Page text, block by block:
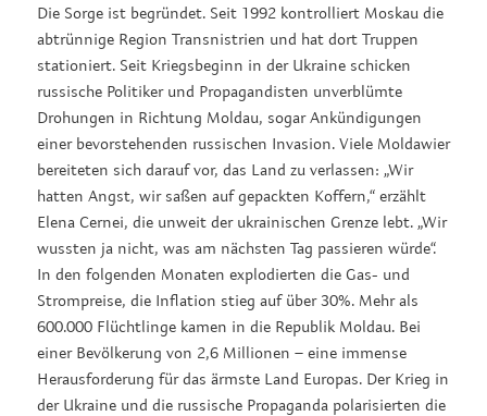
Die Sorge ist begründet. Seit 1992 kontrolliert Moskau die
abtrünnige Region Transnistrien und hat dort Truppen
stationiert. Seit Kriegsbeginn in der Ukraine schicken
russische Politiker und Propagandisten unverblümte
Drohungen in Richtung Moldau, sogar Ankündigungen
einer bevorstehenden russischen Invasion. Viele Moldawier
bereiteten sich darauf vor, das Land zu verlassen: „Wir
hatten Angst, wir saßen auf gepackten Koffern,“ erzählt
Elena Cernei, die unweit der ukrainischen Grenze lebt. „Wir
wussten ja nicht, was am nächsten Tag passieren würde“.
In den folgenden Monaten explodierten die Gas- und
Strompreise, die Inflation stieg auf über 30%. Mehr als
600.000 Flüchtlinge kamen in die Republik Moldau. Bei
einer Bevölkerung von 2,6 Millionen – eine immense
Herausforderung für das ärmste Land Europas. Der Krieg in
der Ukraine und die russische Propaganda polarisierten die